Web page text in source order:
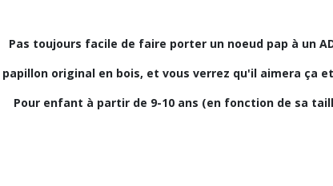
Pas toujours facile de faire porter un noeud pap à un
papillon original en bois, et vous verrez qu'il aimera ça
Pour enfant à partir de 9-10 ans (en fonction de sa